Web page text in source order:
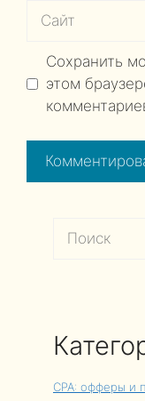
Сайт
Сохранить
этом
CPA: офферы и